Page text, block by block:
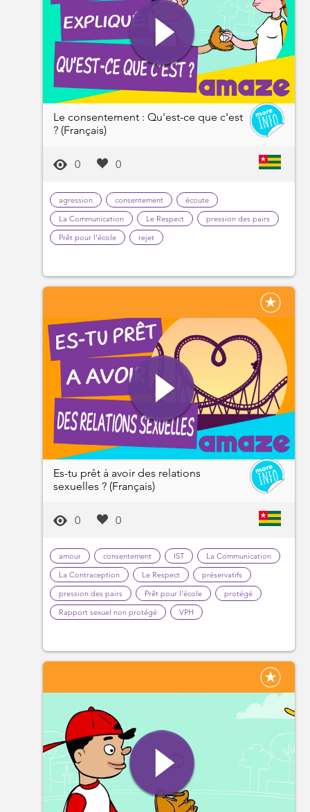
Le consentement : Qu'est-ce que c'est
? (Français)
0 0
agression consentement
écoute
La Communication
Le Respect
pression des pairs
Prêt pour l'école
rejet
Es-tu prêt à avoir des relations
sexuelles ? (Français)
0 0
amour consentement IST
La Communication
La Contraception
Le Respect
préservatifs
pression des pairs
Prêt pour l'école
protégé
Rapport sexuel non protégé
VPH